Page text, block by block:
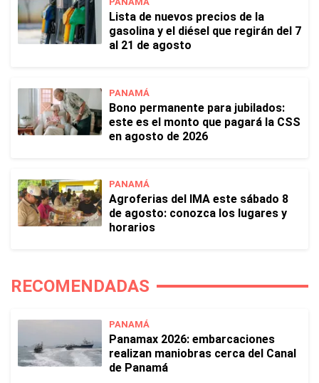
Lista de nuevos precios de la
gasolina y el diésel que regirán del 7
al 21 de agosto
PANAMÁ
Bono permanente para jubilados:
este es el monto que pagará la CSS
en agosto de 2026
PANAMÁ
Agroferias del IMA este sábado 8
de agosto: conozca los lugares y
horarios
RECOMENDADAS
PANAMÁ
Panamax 2026: embarcaciones
realizan maniobras cerca del Canal
de Panamá